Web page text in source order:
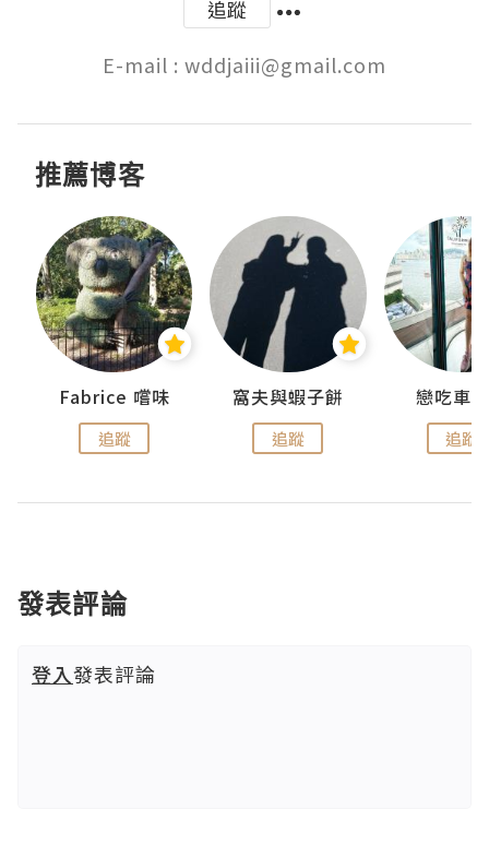
追蹤
E-mail : wddjaiii@gmail.com
推薦博客
Fabrice 嚐味
追蹤
窩夫與蝦子餅
追蹤
戀吃車
追蹤
發表評論
登入發表評論